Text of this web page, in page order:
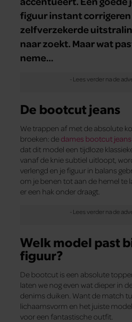
figuur instant corrigeren
zelfverzekerde
naar zoekt. Maar wat
neme…
De bootcut jeans
We trappen af met de absolute
broeken: dedames bootcut jeans
dat dit model een tijdloze
vanaf de knie subtiel uitloopt,
verlengd en je figuur in balans
om je benen tot aan de hemel te
er een hak onder draagt.
Welk model past
figuur?
De bootcut is een absolute
laten we nog even wat dieper in
denims duiken. Want de match
lichaamsvorm en het juiste
voor een fantastische outfit.